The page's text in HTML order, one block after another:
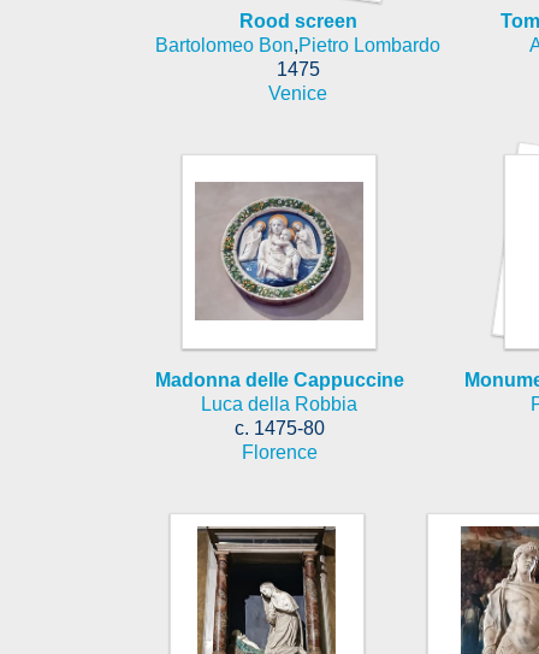
Rood screen
Bartolomeo Bon,Pietro Lombardo
1475
Venice
Madonna delle Cappuccine
Luca della Robbia
c. 1475-80
Florence